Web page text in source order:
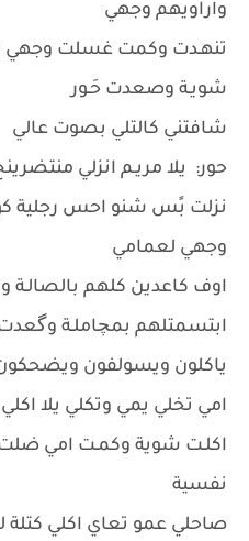
واراويهم وجهي
تنهـدت وكمت غسلت وجهي
شويـة وصعدت حَـور
شافتني كالتلي بصوت عالي
حور: يلا مريـم انزلي
نزلت بًس شنو احس رجلية
وجهي لعمامي
اوف كاعدين كلهم بالصالـة
ابتسمتلهم بمچاملـة
ياكلون ويسولفون ويضحكون
امي تخلي يمي وتكلي يلا اكلي
اكلـت شوية وكمـت امي
نفسية
صاحلي عمو تعاي اكلي كتلة